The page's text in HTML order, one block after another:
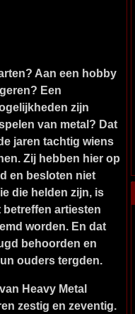
Aan een hobby
Een
zijn
van metal? Dat
jaren tachtig wiens
Zij hebben hier op
en besloten niet
die helden zijn, is
betreffen artiesten
worden. En dat
behoorden en
ouders tergden.
Heavy Metal
zestig en zeventig.